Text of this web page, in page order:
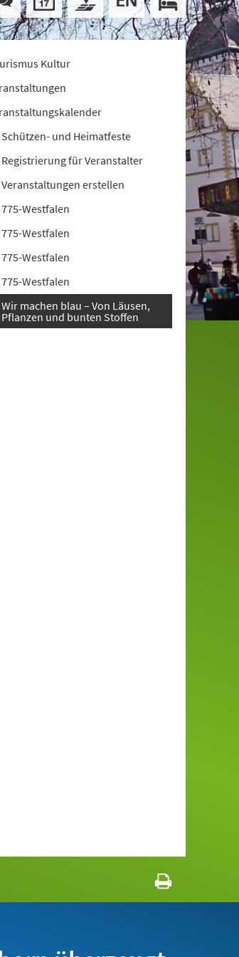
Kultur
Schützen- und Heimatfeste
Registrierung für Veranstalter
Veranstaltungen erstellen
775-Westfalen
775-Westfalen
775-Westfalen
775-Westfalen
Wir machen blau – Von Läusen,
Pflanzen und bunten Stoffen